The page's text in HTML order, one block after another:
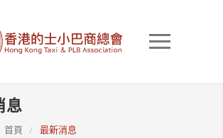
息
首頁 / 最新消息